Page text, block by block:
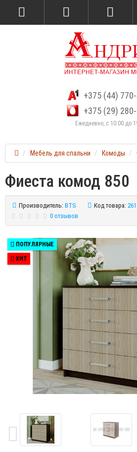
+375 (44)
+375 (29)
Ежедневно, с 10:00 до
Мебель для спальни Комоды
Фиеста комод 850
Производитель: BTS Код товара:
0 отзывов
ПОПУЛЯРНЫЕ
ХИТ